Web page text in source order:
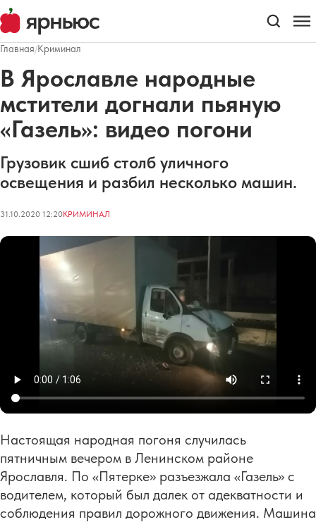
Главная/Криминал
В Ярославле народные
мстители догнали пьяную
«Газель»: видео погони
Грузовик сшиб столб уличного
освещения и разбил несколько машин.
31.10.2020 12:20КРИМИНАЛ
Настоящая народная погоня случилась
пятничным вечером в Ленинском районе
Ярославля. По «Пятерке» разъезжала «Газель» с
водителем, который был далек от адекватности и
соблюдения правил дорожного движения. Машина